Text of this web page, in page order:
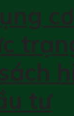
tư